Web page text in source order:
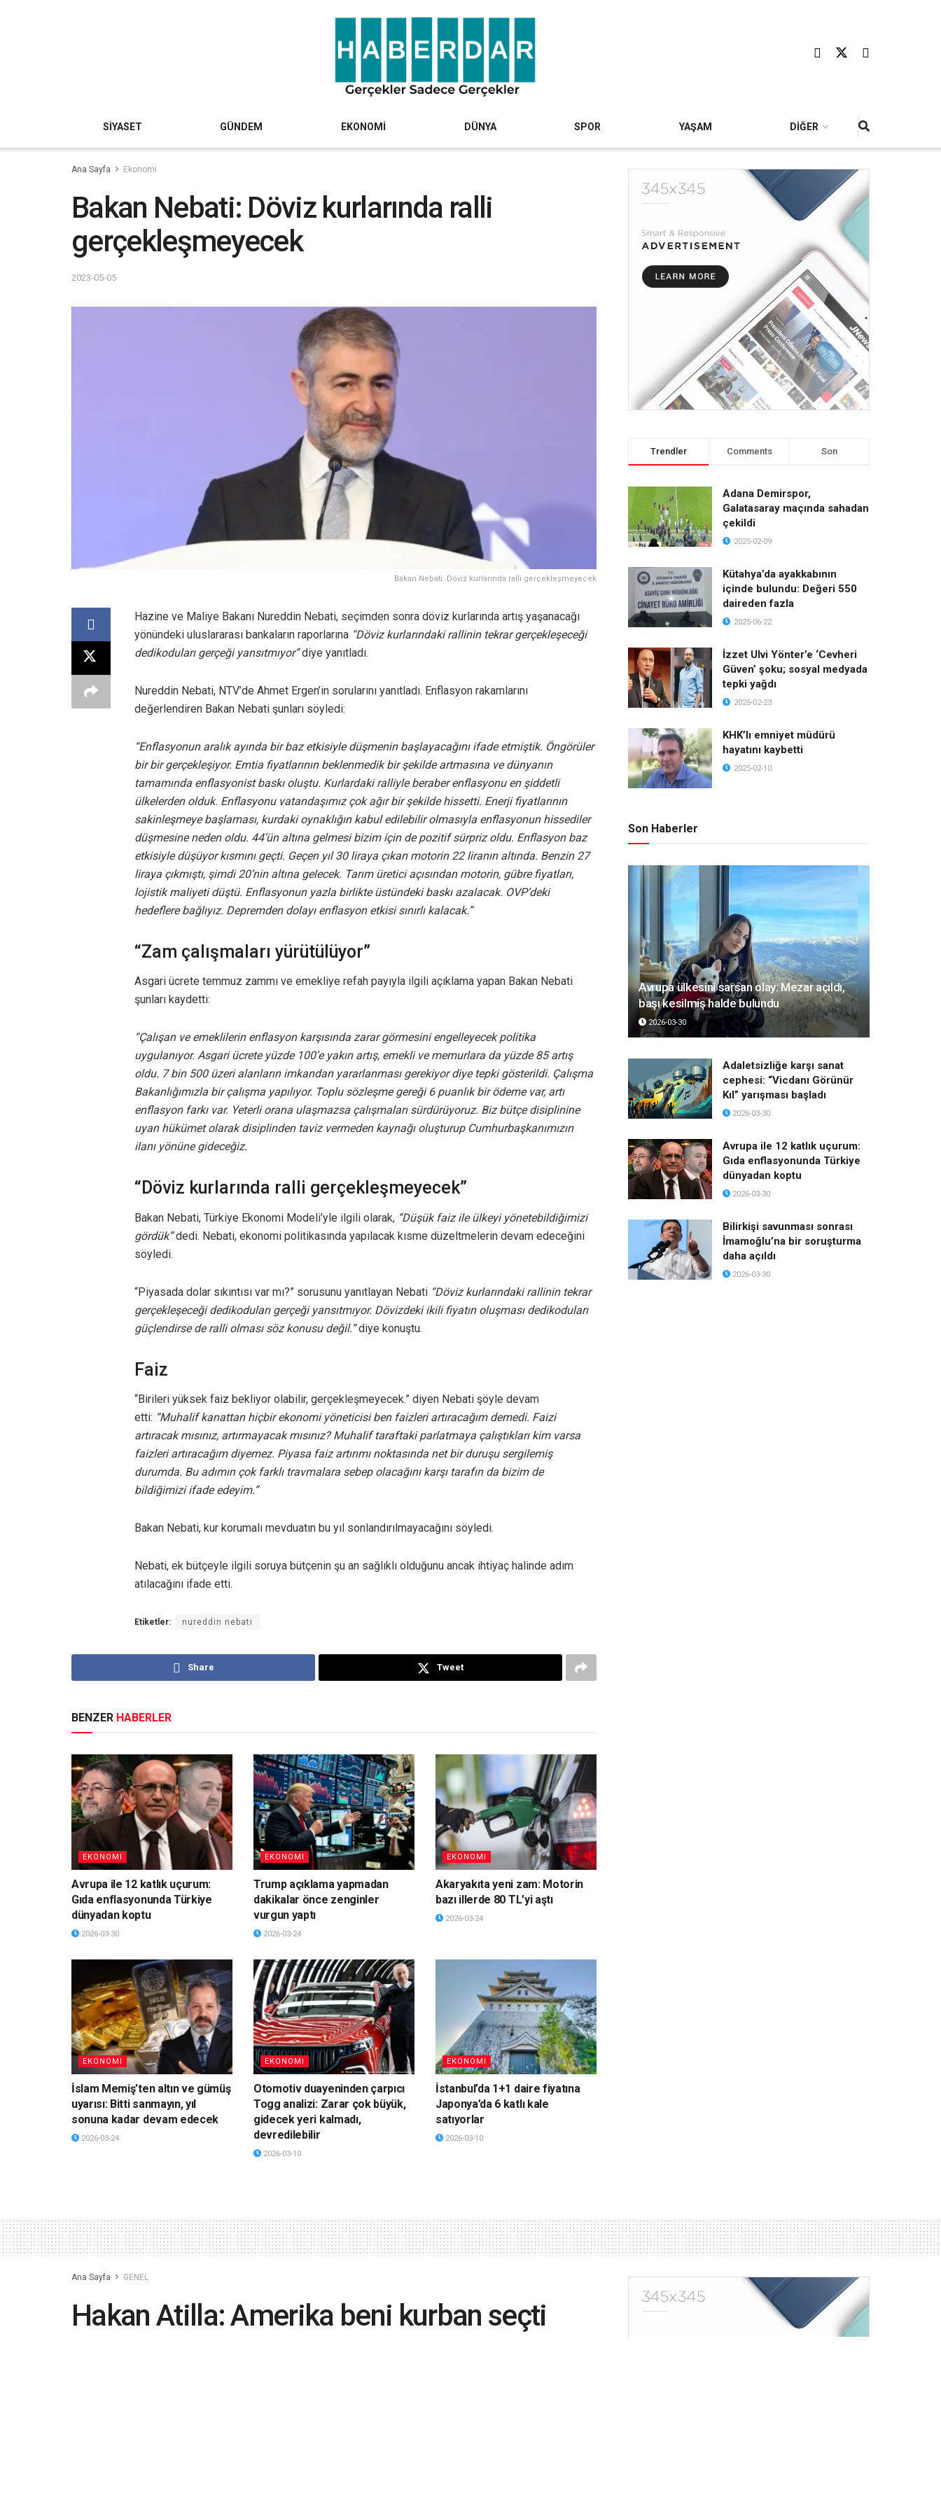
SİYASET GÜNDEM EKONOMİ DÜNYA SPOR YAŞAM DİĞER
Ana Sayfa Ekonomi
Bakan Nebati: Döviz kurlarında ralli
gerçekleşmeyecek
2023-05-05
Bakan Nebati: Döviz kurlarında ralli gerçekleşmeyecek
Hazine ve Maliye Bakanı Nureddin Nebati, seçimden sonra döviz kurlarında artış yaşanacağı
yönündeki uluslararası bankaların raporlarına “Döviz kurlarındaki rallinin tekrar gerçekleşeceği
dedikoduları gerçeği yansıtmıyor”diye yanıtladı.
Nureddin Nebati, NTV’de Ahmet Ergen’in sorularını yanıtladı. Enflasyon rakamlarını
değerlendiren Bakan Nebati şunları söyledi:
“Enflasyonun aralık ayında bir baz etkisiyle düşmenin başlayacağını ifade etmiştik. Öngörüler
bir bir gerçekleşiyor. Emtia fiyatlarının beklenmedik bir şekilde artmasına ve dünyanın
tamamında enflasyonist baskı oluştu. Kurlardaki ralliyle beraber enflasyonu en şiddetli
ülkelerden olduk. Enflasyonu vatandaşımız çok ağır bir şekilde hissetti. Enerji fiyatlarının
sakinleşmeye başlaması, kurdaki oynaklığın kabul edilebilir olmasıyla enflasyonun hissediler
düşmesine neden oldu. 44’ün altına gelmesi bizim için de pozitif sürpriz oldu. Enflasyon baz
etkisiyle düşüyor kısmını geçti. Geçen yıl 30 liraya çıkan motorin 22 liranın altında. Benzin 27
liraya çıkmıştı, şimdi 20’nin altına gelecek. Tarım üretici açısından motorin, gübre fiyatları,
lojistik maliyeti düştü. Enflasyonun yazla birlikte üstündeki baskı azalacak. OVP’deki
hedeflere bağlıyız. Depremden dolayı enflasyon etkisi sınırlı kalacak.”
“Zam çalışmaları yürütülüyor”
Asgari ücrete temmuz zammı ve emekliye refah payıyla ilgili açıklama yapan Bakan Nebati
şunları kaydetti:
“Çalışan ve emeklilerin enflasyon karşısında zarar görmesini engelleyecek politika
uygulanıyor. Asgari ücrete yüzde 100’e yakın artış, emekli ve memurlara da yüzde 85 artış
oldu. 7 bin 500 üzeri alanların imkandan yararlanması gerekiyor diye tepki gösterildi. Çalışma
Bakanlığımızla bir çalışma yapılıyor. Toplu sözleşme gereği 6 puanlık bir ödeme var, artı
enflasyon farkı var. Yeterli orana ulaşmazsa çalışmaları sürdürüyoruz. Biz bütçe disiplinine
uyan hükümet olarak disiplinden taviz vermeden kaynağı oluşturup Cumhurbaşkanımızın
ilanı yönüne gideceğiz.
“Döviz kurlarında ralli gerçekleşmeyecek”
Bakan Nebati, Türkiye Ekonomi Modeli’yle ilgili olarak, “Düşük faiz ile ülkeyi yönetebildiğimizi
gördük”dedi. Nebati, ekonomi politikasında yapılacak kısme düzeltmelerin devam edeceğini
söyledi.
“Piyasada dolar sıkıntısı var mı?” sorusunu yanıtlayan Nebati “Döviz kurlarındaki rallinin tekrar
gerçekleşeceği dedikoduları gerçeği yansıtmıyor. Dövizdeki ikili fiyatın oluşması dedikoduları
güçlendirse de ralli olması söz konusu değil.”diye konuştu.
Faiz
“Birileri yüksek faiz bekliyor olabilir, gerçekleşmeyecek.” diyen Nebati şöyle devam
etti: “Muhalif kanattan hiçbir ekonomi yöneticisi ben faizleri artıracağım demedi. Faizi
artıracak mısınız, artırmayacak mısınız? Muhalif taraftaki parlatmaya çalıştıkları kim varsa
faizleri artıracağım diyemez. Piyasa faiz artırımı noktasında net bir duruşu sergilemiş
durumda. Bu adımın çok farklı travmalara sebep olacağını karşı tarafın da bizim de
bildiğimizi ifade edeyim.”
Bakan Nebati, kur korumalı mevduatın bu yıl sonlandırılmayacağını söyledi.
Nebati, ek bütçeyle ilgili soruya bütçenin şu an sağlıklı olduğunu ancak ihtiyaç halinde adım
atılacağını ifade etti.
Etiketler: nureddin nebati
Share Tweet
BENZER HABERLER
EKONOMI
Avrupa ile 12 katlık uçurum:
Gıda enflasyonunda Türkiye
dünyadan koptu
2026-03-30
EKONOMI
Trump açıklama yapmadan
dakikalar önce zenginler
vurgun yaptı
2026-03-24
EKONOMI
Akaryakıta yeni zam: Motorin
bazı illerde 80 TL’yi aştı
2026-03-24
EKONOMI
İslam Memiş’ten altın ve gümüş
uyarısı: Bitti sanmayın, yıl
sonuna kadar devam edecek
2026-03-24
EKONOMI
Otomotiv duayeninden çarpıcı
Togg analizi: Zarar çok büyük,
gidecek yeri kalmadı,
devredilebilir
2026-03-10
EKONOMI
İstanbul’da 1+1 daire fiyatına
Japonya’da 6 katlı kale
satıyorlar
2026-03-10
Trendler Comments Son
Adana Demirspor,
Galatasaray maçında sahadan
çekildi
2025-02-09
Kütahya’da ayakkabının
içinde bulundu: Değeri 550
daireden fazla
2025-06-22
İzzet Ulvi Yönter’e ‘Cevheri
Güven’ şoku; sosyal medyada
tepki yağdı
2025-02-23
KHK’lı emniyet müdürü
hayatını kaybetti
2025-02-10
Son Haberler
Avrupa ülkesini sarsan olay: Mezar açıldı,
başı kesilmiş halde bulundu
2026-03-30
Adaletsizliğe karşı sanat
cephesi: “Vicdanı Görünür
Kıl” yarışması başladı
2026-03-30
Avrupa ile 12 katlık uçurum:
Gıda enflasyonunda Türkiye
dünyadan koptu
2026-03-30
Bilirkişi savunması sonrası
İmamoğlu’na bir soruşturma
daha açıldı
2026-03-30
Ana Sayfa GENEL
Hakan Atilla: Amerika beni kurban seçti